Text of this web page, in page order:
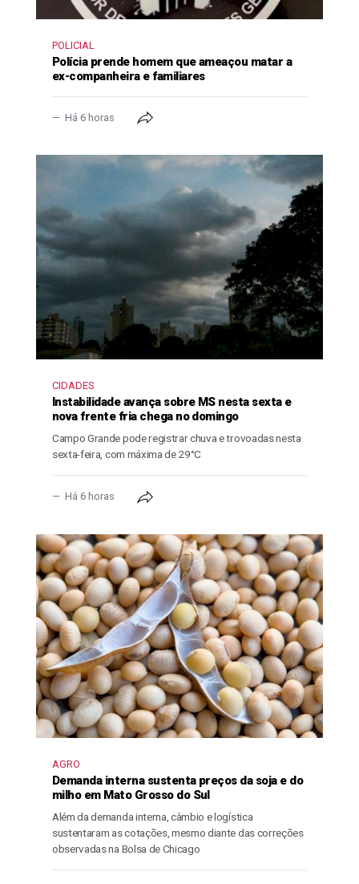
POLICIAL
Polícia prende homem que ameaçou matar a
ex-companheira e familiares
Há 6 horas
CIDADES
Instabilidade avança sobre MS nesta sexta e
nova frente fria chega no domingo
Campo Grande pode registrar chuva e trovoadas nesta
sexta-feira, com máxima de 29°C
Há 6 horas
AGRO
Demanda interna sustenta preços da soja e do
milho em Mato Grosso do Sul
Além da demanda interna, câmbio e logística
sustentaram as cotações, mesmo diante das correções
observadas na Bolsa de Chicago